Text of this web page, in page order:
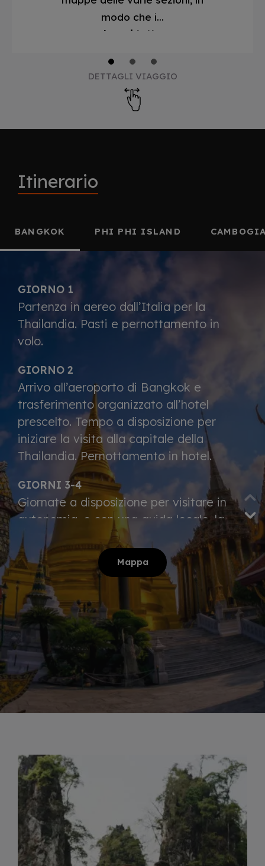
modo che i...
Leggi tutto
DETTAGLI VIAGGIO
Itinerario
BANGKOK PHI PHI ISLAND
GIORNO 1
Partenza in aereo dall’Italia per la
Thailandia. Pasti e pernottamento in
volo.
GIORNO 2
Arrivo all’aeroporto di Bangkok e
trasferimento organizzato all’hotel
prescelto. Tempo a disposizione per
iniziare la visita alla capitale della
Thailandia. Pernottamento in hotel.
GIORNI 3-4
Giornate a disposizione per visitare in
autonomia, o con una guida locale, la
città di Bangkok. Visita il Tempio del
Buddha di Smeraldo ospitato all’interno
del magnifico Royal Grand Palace, al
gigantesco Buddha disteso che si trova
all’interno del Wat Pho e all’iconico Wat
Arun situato sulla sponda opposta del
fiume Chao Phraya. Una città intrigante
che ospita un mix di nuovo e vecchio:
testimonianze del grandioso passato
thailandese convivono accanto a
negozi, bar, locali alla moda, mercati.
angolo, ci sono così tante cose
divertenti da fare e luoghi da visitare a
Bangkok, che è anche il luogo perfetto
per approfondire la conoscenza della
cucina thailandese. Pernottamenti in
hotel.
Mappa